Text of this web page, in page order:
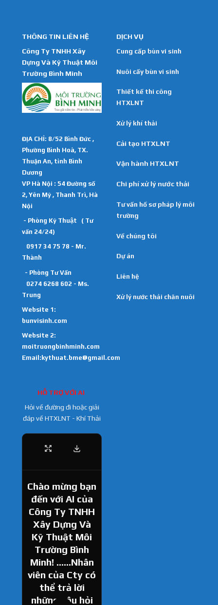
THÔNG TIN LIÊN HỆ
Công Ty TNHH Xây
Dựng Và Kỹ Thuật Môi
Trường Bình Minh
ĐỊA CHỈ: 8/52 Bình Đức ,
Phường Bình Hoà, TX.
Thuận An, tỉnh Bình
Dương
VP Hà Nội : 54 Đường số
2, Yên Mỹ , Thanh Trì, Hà
Nội
- Phòng Kỹ Thuật ( Tư
vấn 24/24)
0917 34 75 78 - Mr.
Thành
- Phòng Tư Vấn
0274 6268 602 - Ms.
Trung
Website 1:
bunvisinh.com
Website 2:
moitruongbinhminh.com
Email:kythuat.bme@gmail.com
DỊCH VỤ
Cung cấp bùn vi sinh
Nuôi cấy bùn vi sinh
Thiết kế thi công
HTXLNT
Xử lý khí thải
Cải tạo HTXLNT
Vận hành HTXLNT
Chi phí xử lý nước thải
Tư vấn hồ sơ pháp lý môi
trường
Về chúng tôi
Dự án
Liên hệ
Xử lý nước thải chăn nuôi
HỖ TRỢ VỚI AI
Hỏi về đường đi hoặc giải
đáp về HTXLNT - Khí Thải
Chào mừng bạn
đến với AI của
Công Ty TNHH
Xây Dựng Và
Kỹ Thuật Môi
Trường Bình
Minh! ......Nhân
viên của Cty có
thể trả lời
những câu hỏi